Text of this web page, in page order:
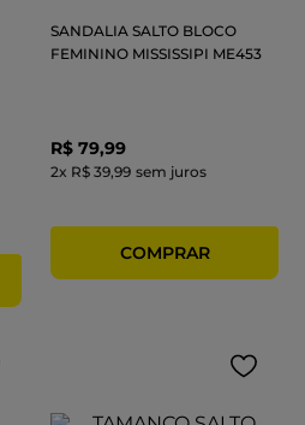
SANDALIA SALTO BLOCO
FEMININO MISSISSIPI ME453
R$ 79,99
2x R$ 39,99 sem juros